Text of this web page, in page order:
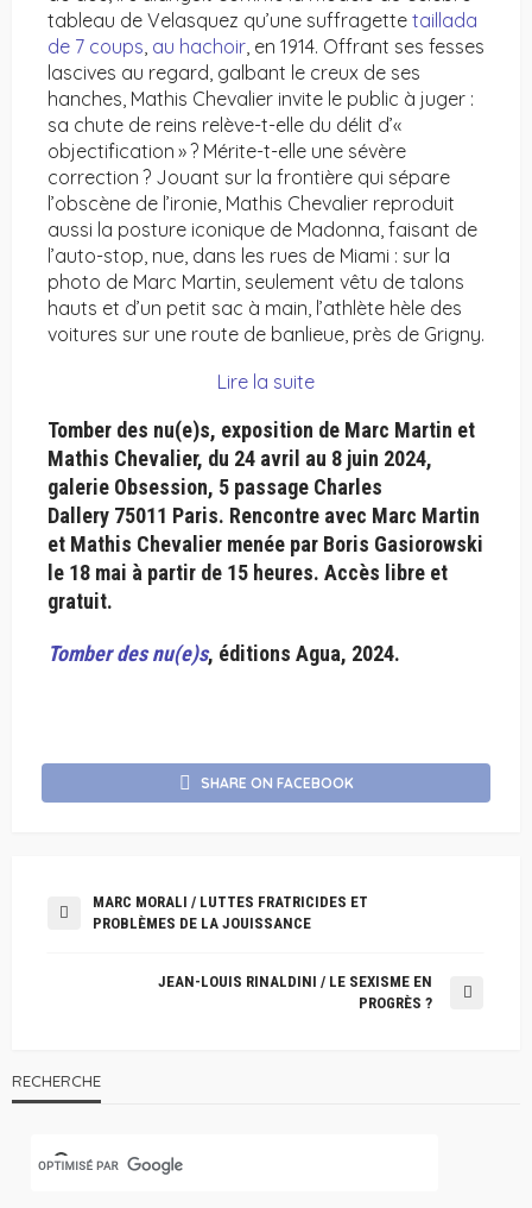
tableau de Velasquez qu’une suffragette taillada
de 7 coups, au hachoir, en 1914. Offrant ses fesses
lascives au regard, galbant le creux de ses
hanches, Mathis Chevalier invite le public à juger :
sa chute de reins relève-t-elle du délit d’«
objectification » ? Mérite-t-elle une sévère
correction ? Jouant sur la frontière qui sépare
l’obscène de l’ironie, Mathis Chevalier reproduit
aussi la posture iconique de Madonna, faisant de
l’auto-stop, nue, dans les rues de Miami : sur la
photo de Marc Martin, seulement vêtu de talons
hauts et d’un petit sac à main, l’athlète hèle des
voitures sur une route de banlieue, près de Grigny.
Lire la suite
Tomber des nu(e)s, exposition de Marc Martin et
Mathis Chevalier, du 24 avril au 8 juin 2024,
galerie Obsession, 5 passage Charles
Dallery 75011 Paris. Rencontre avec Marc Martin
et Mathis Chevalier menée par Boris Gasiorowski
le 18 mai à partir de 15 heures. Accès libre et
gratuit.
Tomber des nu(e)s, éditions Agua, 2024.
SHARE ON FACEBOOK
MARC MORALI / LUTTES FRATRICIDES ET
PROBLÈMES DE LA JOUISSANCE
JEAN-LOUIS RINALDINI / LE SEXISME EN
PROGRÈS ?
RECHERCHE